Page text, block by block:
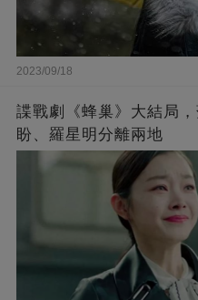
2023/09/18
諜戰劇《蜂巢》大結局
盼、羅星明分離兩地